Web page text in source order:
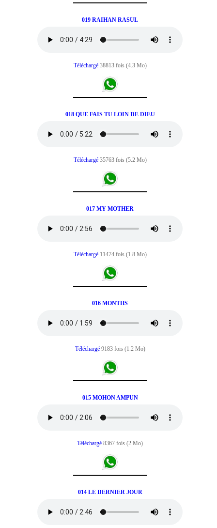
019 RAIHAN RASUL
Téléchargé 38813 fois (4.3 Mo)
018 QUE FAIS TU LOIN DE DIEU
Téléchargé 35763 fois (5.2 Mo)
017 MY MOTHER
Téléchargé 11474 fois (1.8 Mo)
016 MONTHS
Téléchargé 9183 fois (1.2 Mo)
015 MOHON AMPUN
Téléchargé 8367 fois (2 Mo)
014 LE DERNIER JOUR